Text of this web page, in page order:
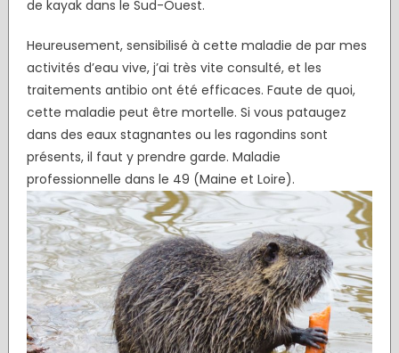
de kayak dans le Sud-Ouest.
Heureusement, sensibilisé à cette maladie de par mes
activités d’eau vive, j’ai très vite consulté, et les
traitements antibio ont été efficaces. Faute de quoi,
cette maladie peut être mortelle. Si vous pataugez
dans des eaux stagnantes ou les ragondins sont
présents, il faut y prendre garde. Maladie
professionnelle dans le 49 (Maine et Loire).